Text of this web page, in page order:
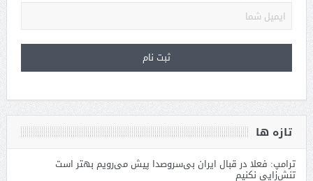
تازه ها
ترامپ: فعلا در قبال ایران بی‌سروصدا پیش می‌رویم بهتر است
تنش‌زایی نکنیم